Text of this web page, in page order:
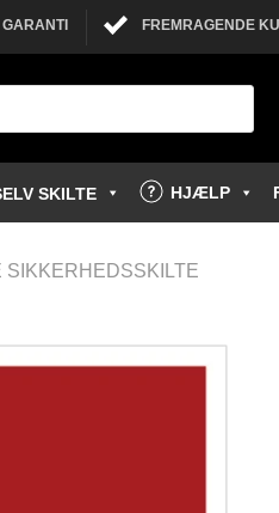
FREMRAGENDE
SKILTE HJÆLP
SIKKERHEDSSKILTE